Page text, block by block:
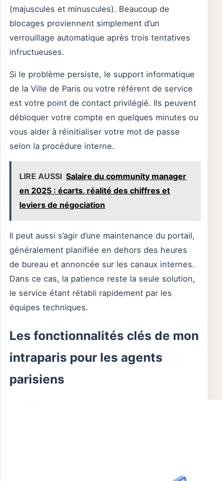
(majuscules et minuscules). Beaucoup de
blocages proviennent simplement d’un
verrouillage automatique après trois tentatives
infructueuses.
Si le problème persiste, le support informatique
de la Ville de Paris ou votre référent de service
est votre point de contact privilégié. Ils peuvent
débloquer votre compte en quelques minutes ou
vous aider à réinitialiser votre mot de passe
selon la procédure interne.
LIRE AUSSI Salaire du community manager
en 2025 : écarts, réalité des chiffres et
leviers de négociation
Il peut aussi s’agir d’une maintenance du portail,
généralement planifiée en dehors des heures
de bureau et annoncée sur les canaux internes.
Dans ce cas, la patience reste la seule solution,
le service étant rétabli rapidement par les
équipes techniques.
Les fonctionnalités clés de mon
intraparis pour les agents
parisiens